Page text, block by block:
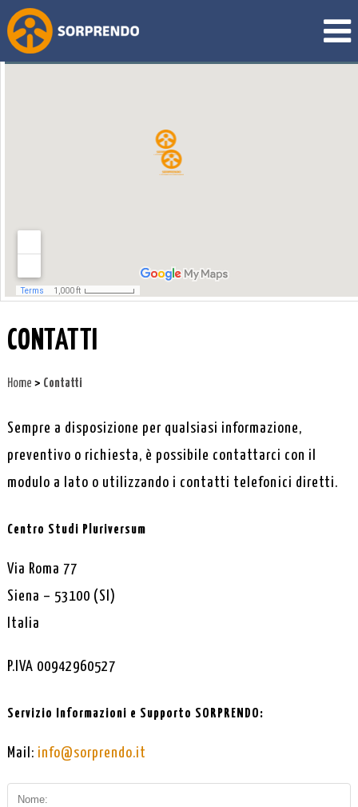
CONTATTI
Home > Contatti
Sempre a disposizione per qualsiasi informazione,
preventivo o richiesta, è possibile contattarci con il
modulo a lato o utilizzando i contatti telefonici diretti.
Centro Studi Pluriversum
Via Roma 77
Siena – 53100 (SI)
Italia
P.IVA 00942960527
Servizio Informazioni e Supporto SORPRENDO:
Mail: info@sorprendo.it